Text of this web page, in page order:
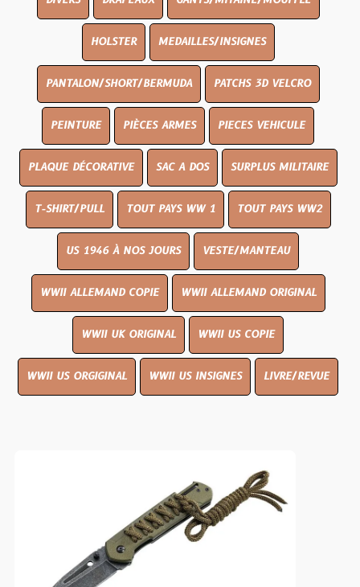
HOLSTER MEDAILLES/INSIGNES
PANTALON/SHORT/BERMUDA PATCHS 3D VELCRO
PEINTURE PIÈCES ARMES PIECES VEHICULE
PLAQUE DÉCORATIVE SAC A DOS SURPLUS MILITAIRE
T-SHIRT/PULL TOUT PAYS WW 1 TOUT PAYS WW2
US 1946 À NOS JOURS VESTE/MANTEAU
WWII ALLEMAND COPIE WWII ALLEMAND ORIGINAL
WWII UK ORIGINAL WWII US COPIE
WWII US ORGIGINAL WWII US INSIGNES LIVRE/REVUE